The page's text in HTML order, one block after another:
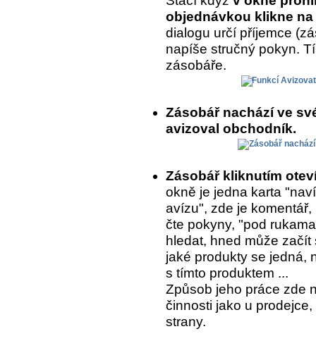
objednávkou klikne
dialogu určí příjemce
napíše stručný pokyn.
zásobáře.
Zásobář nachází ve
avizoval obchodník.
Zásobář kliknutím
okně je jedna karta
avízu", zde je
čte pokyny, "pod
hledat, hned může
jaké produkty se jedná,
s tímto produktem ...
Způsob jeho práce zde
činnosti jako u
strany.